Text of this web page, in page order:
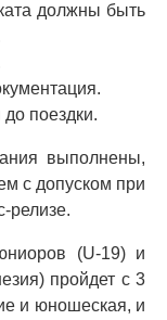
должны быть
поездки.
выполнены,
с допуском при
релизе.
(U-19) и
пройдет с 3
и юношеская, и